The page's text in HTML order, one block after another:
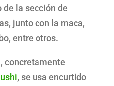
la sección de
junto con la maca,
entre otros.
concretamente
, se usa encurtido